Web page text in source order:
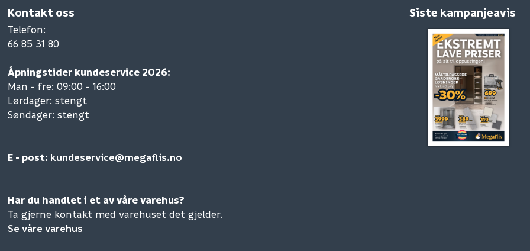
Kontakt oss
Telefon:
66 85 31 80
Åpningstider kundeservice 2026:
Man - fre: 09:00 - 16:00
Lørdager: stengt
Søndager: stengt
E - post: kundeservice@megaflis.no
Har du handlet i et av våre varehus?
Ta gjerne kontakt med varehuset det gjelder.
Se våre varehus
Siste kampanjeavis